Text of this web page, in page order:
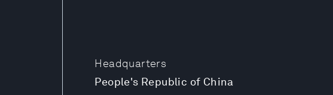
Headquarters
People's Republic of China